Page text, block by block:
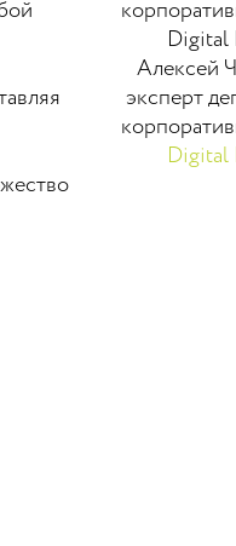
Алексей
эксперт
Digital